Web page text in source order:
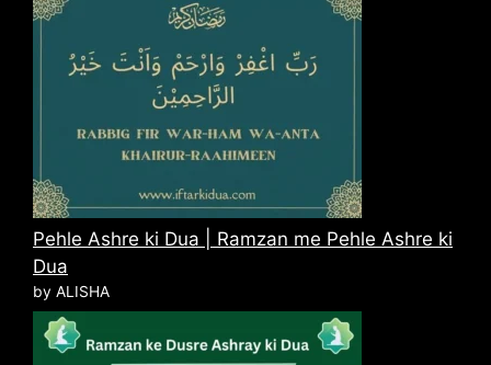
Pehle Ashre ki Dua | Ramzan me Pehle Ashre ki
Dua
by ALISHA